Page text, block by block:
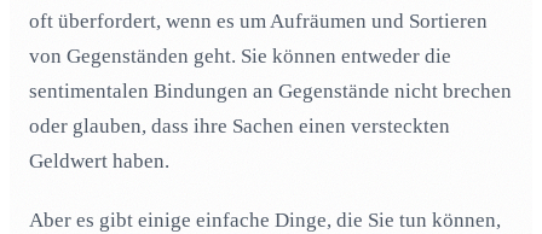
oft überfordert, wenn es um Aufräumen und Sortieren
von Gegenständen geht. Sie können entweder die
sentimentalen Bindungen an Gegenstände nicht brechen
oder glauben, dass ihre Sachen einen versteckten
Geldwert haben.
Aber es gibt einige einfache Dinge, die Sie tun können,